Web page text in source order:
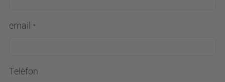
email
Telèfon